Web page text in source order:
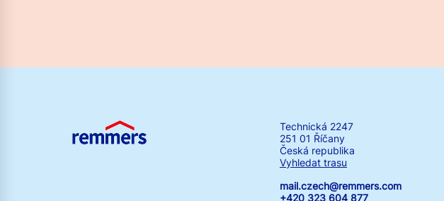
Technická 2247
251 01 Říčany
Česká republika
Vyhledat trasu
mail.czech@remmers.com
+420 323 604 877